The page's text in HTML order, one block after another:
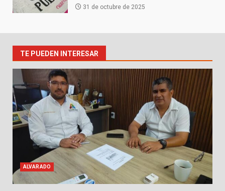
31 de octubre de 2025
TE PUEDEN INTERESAR
ALVARADO